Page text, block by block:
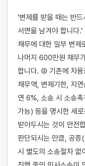
'변제를 받을 때는 반
서면을 남겨야 합니다
채무에 대한 일부 변제
나머지 600만원 채무
합니다. ② 기존에 차용
채무액, 변제기한, 지
연 6%, 소송 시 소송
가능) 등을 명시한 새
받아두시는 것이 안전
판단되시는 만큼, 공증
시 별도의 소송절차